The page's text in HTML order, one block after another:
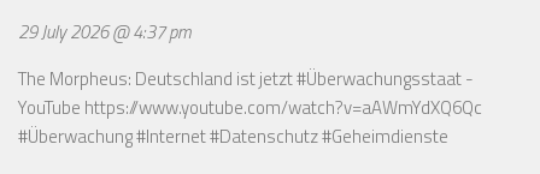
29 July 2026 @ 4:37 pm
The Morpheus: Deutschland ist jetzt #Überwachungsstaat -
YouTube https://www.youtube.com/watch?v=aAWmYdXQ6Qc
#Überwachung #Internet #Datenschutz #Geheimdienste